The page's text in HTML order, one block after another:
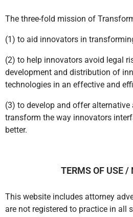
The three-fold mission of
(1) to aid innovators in
(2) to help innovators avoid legal
development and distribution of
technologies in an effective and
(3) to develop and offer alternative
transform the way innovators
better.
TERMS OF USE /
This website includes attorney
are not registered to practice in all